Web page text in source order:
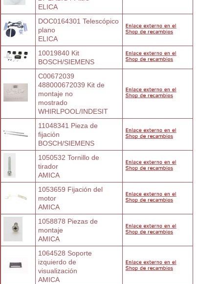
ELICA
DOC0164301 Telescópico
plano
ELICA
10019840 Kit
BOSCH/SIEMENS
C00672039
488000672039 Kit de
montaje no
mostrado
WHIRLPOOL/INDESIT
11048341 Pieza de
fijación
BOSCH/SIEMENS
1050532 Tornillo de
tirador
AMICA
1053659 Fijación del
motor
AMICA
1058878 Piezas de
montaje
AMICA
1064528 Soporte
izquierdo de
visualización
AMICA